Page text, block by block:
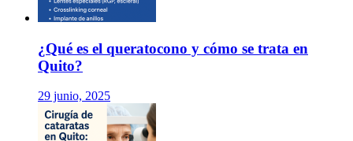
¿Qué es el queratocono y cómo se trata en
Quito?
29 junio, 2025